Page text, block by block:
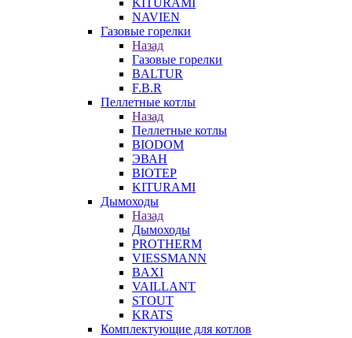
KITURAMI
NAVIEN
Газовые горелки
Назад
Газовые горелки
BALTUR
F.B.R
Пеллетные котлы
Назад
Пеллетные котлы
BIODOM
ЭВАН
BIOTEP
KITURAMI
Дымоходы
Назад
Дымоходы
PROTHERM
VIESSMANN
BAXI
VAILLANT
STOUT
KRATS
Комплектующие для котлов